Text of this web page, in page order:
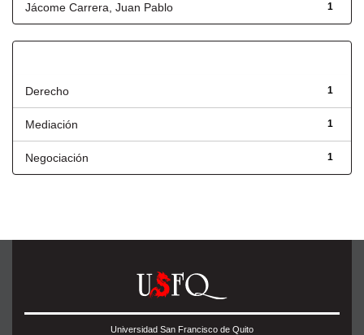
1
Jácome Carrera, Juan Pablo
1
Derecho
1
Mediación
1
Negociación
Universidad San Francisco de Quito